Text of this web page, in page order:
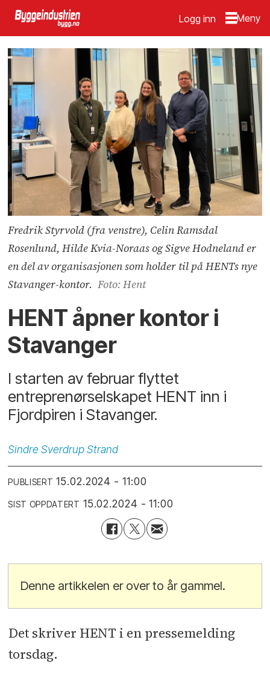
Logg inn
Fredrik Styrvold (fra venstre), Celin Ramsdal
Rosenlund, Hilde Kvia-Noraas og Sigve Hodneland er
en del av organisasjonen som holder til på HENTs nye
Stavanger-kontor. Foto: Hent
HENT åpner kontor i
Stavanger
I starten av februar flyttet
entreprenørselskapet HENT inn i
Fjordpiren i Stavanger.
Sindre Sverdrup Strand
PUBLISERT 15.02.2024 - 11:00
SIST OPPDATERT 15.02.2024 - 11:00
Denne artikkelen er over to år gammel.
Det skriver HENT i en pressemelding
torsdag.